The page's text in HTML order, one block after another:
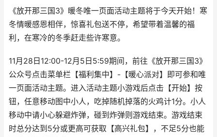
《放开那三国3》暖冬唯一页面活动主题将于今天开始！寒
冬情暖感恩相伴，惊喜礼包送不停，希望带着温馨的福
利，在寒冷的冬季赶走些许寒意。
11月28日12:00-12月5日5:59期间，前往《放开那三国3》
公众号点击菜单栏【福利集中】-【暖心派对】即可参和唯
一页面活动主题。进入活动主题小游戏后点击【开始】按
钮，任意移动图中小人，吃掉随机掉落的火鸡计1分。小人
移动中请小心躲避炸弹，碰到炸弹则游戏结束。游戏结束
时总分达到5分或更高可获取【高兴礼包】，不足5分也能